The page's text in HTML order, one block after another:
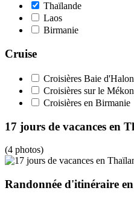
Thaïlande
Laos
Birmanie
Cruise
Croisières Baie
Croisières sur le
Croisières en Birmanie
17 jours de vacances en
(4 photos)
Randonnée d'itinéraire